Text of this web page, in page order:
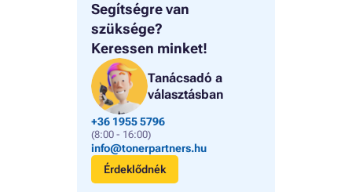
Segítségre van
szüksége?
Keressen minket!
Tanácsadó a
választásban
+36 1955 5796
(8:00 - 16:00)
info@tonerpartners.hu
Érdeklődnék